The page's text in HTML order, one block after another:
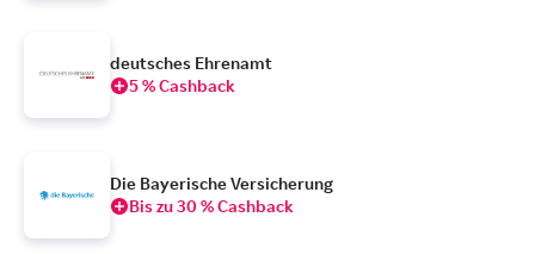
deutsches Ehrenamt
5 % Cashback
Die Bayerische Versicherung
Bis zu 30 % Cashback